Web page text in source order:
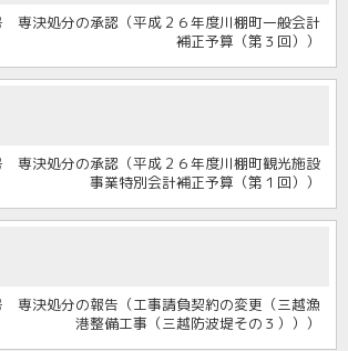
専決処分の承認（平成２６年度川棚町一般会計
補正予算（第３回））
専決処分の承認（平成２６年度川棚町観光施設
事業特別会計補正予算（第１回））
専決処分の報告（工事請負契約の変更（三越漁
港整備工事（三越防波堤その３）））